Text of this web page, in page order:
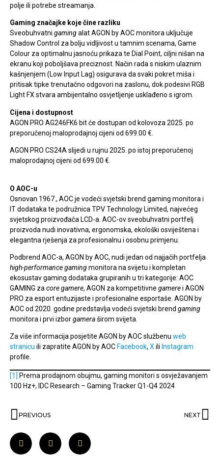
polje ili potrebe streamanja.
Gaming značajke koje čine razliku
Sveobuhvatni gamingalat AGON by AOC monitora uključuje
Shadow Control za bolju vidljivost u tamnim scenama, Game
Colour za optimalnu jasnoću prikaza te Dial Point, ciljni nišan na
ekranu koji poboljšava preciznost. Način rada s niskim ulaznim
kašnjenjem (Low Input Lag) osigurava da svaki pokret miša i
pritisak tipke trenutačno odgovori na zaslonu, dok podesivi RGB
Light FX stvara ambijentalno osvjetljenje usklađeno s igrom.
Cijena i dostupnost
AGON PRO AG246FK6 bit će dostupan od kolovoza 2025. po
preporučenoj maloprodajnoj cijeni od 699.00 €.
AGON PRO CS24A slijedi u rujnu 2025. po istoj preporučenoj
maloprodajnoj cijeni od 699.00 €.
O AOC-u
Osnovan 1967., AOC je vodeći svjetski brend gaming monitora i
IT dodataka te podružnica TPV Technology Limited, najvećeg
svjetskog proizvođača LCD-a. AOC-ov sveobuhvatni portfelj
proizvoda nudi inovativna, ergonomska, ekološki osviještena i
elegantna rješenja za profesionalnu i osobnu primjenu.
Podbrend AOC-a, AGON by AOC, nudi jedan od najjačih portfelja
high-performance gamingmonitora na svijetu i kompletan
ekosustav gaming dodataka grupiranih u tri kategorije: AOC
GAMING za core gamere, AGON za kompetitivne gamerei AGON
PRO za esport entuzijaste i profesionalne esportaše. AGON by
AOC od 2020. godine predstavlja vodeći svjetski brend gaming
monitora i prvi izborgameraširom svijeta.
Za više informacija posjetite AGON by AOC službenu web
stranicu ili zapratite AGON by AOC Facebook, Xili Instagram
profile.
[1] Prema prodajnom obujmu, gaming monitori s osvježavanjem
100 Hz+, IDC Research – Gaming Tracker Q1-Q4 2024
PREVIOUS NEXT